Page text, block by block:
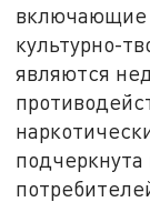
включающие
культурно-
являются